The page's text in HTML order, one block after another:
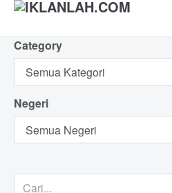
Category
Negeri